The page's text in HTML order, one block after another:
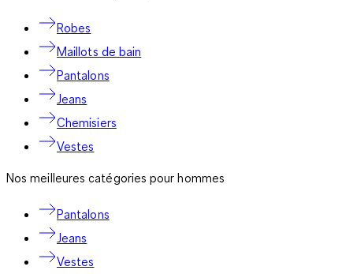
Robes
Maillots de bain
Pantalons
Jeans
Chemisiers
Vestes
Nos meilleures catégories pour hommes
Pantalons
Jeans
Vestes